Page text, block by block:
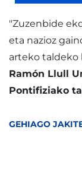
"Zuzenbide
eta nazioz
arteko taldeko
Ramón Llull
Pontifiziako
GEHIAGO